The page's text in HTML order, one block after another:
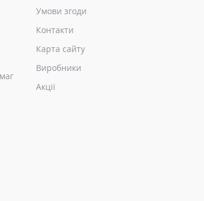
Умови згоди
Контакти
Карта сайту
Виробники
Акції